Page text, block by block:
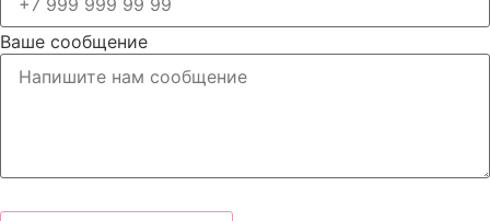
Ваше сообщение